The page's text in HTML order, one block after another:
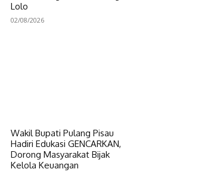
Lolo
02/08/2026
Wakil Bupati Pulang Pisau
Hadiri Edukasi GENCARKAN,
Dorong Masyarakat Bijak
Kelola Keuangan